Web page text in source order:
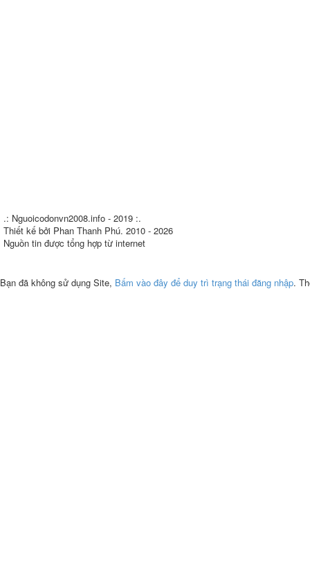
.: Nguoicodonvn2008.info - 2019 :.
Thiết kế bởi Phan Thanh Phú. 2010 - 2026
Nguồn tin được tổng hợp từ internet
Bạn đã không sử dụng Site, Bấm vào đây để duy trì trạng thái đăng nhập.